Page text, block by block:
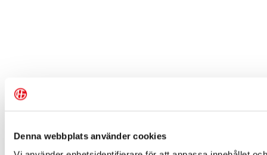
Denna webbplats använder cookies